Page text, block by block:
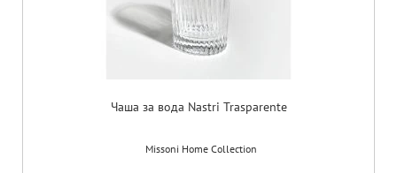
Чаша за вода Nastri Trasparente
Missoni Home Collection